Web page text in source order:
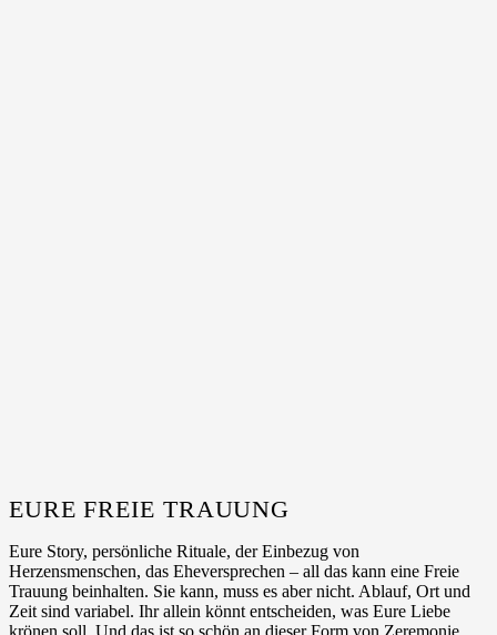
EURE FREIE TRAUUNG
Eure Story, persönliche Rituale, der Einbezug von
Herzensmenschen, das Eheversprechen – all das kann eine Freie
Trauung beinhalten. Sie kann, muss es aber nicht. Ablauf, Ort und
Zeit sind variabel. Ihr allein könnt entscheiden, was Eure Liebe
krönen soll. Und das ist so schön an dieser Form von Zeremonie.